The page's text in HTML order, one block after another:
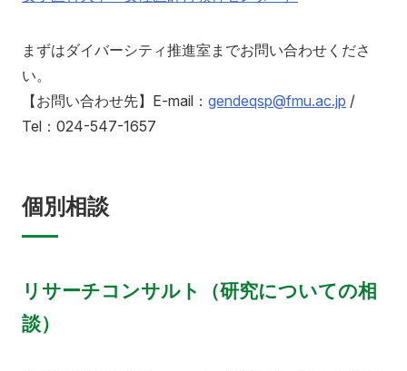
まずはダイバーシティ推進室までお問い合わせくださ
い。
【お問い合わせ先】E-mail： gendeqsp@fmu.ac.jp /
Tel：024-547-1657
個別相談
リサーチコンサルト（研究についての相
談）